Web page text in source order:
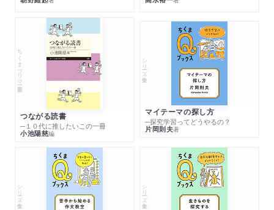
ちくまプリマー新書
つながる読書
─１０代に推したいこの一冊
小池陽慈編
シリーズ・全集
マイテーマの探し方
─探究学習ってどうやるの？
片岡則夫著
シリーズ・全集 シリーズ・全集